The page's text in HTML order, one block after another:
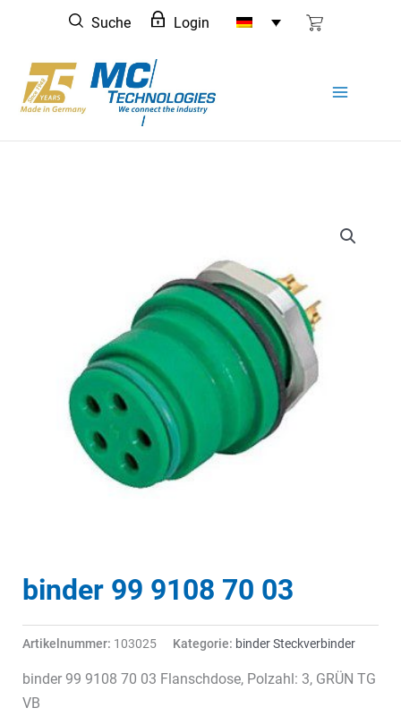
springen
Suche Login
binder 99 9108 70 03
Artikelnummer: 103025 Kategorie: binder Steckverbinder
binder 99 9108 70 03 Flanschdose, Polzahl: 3, GRÜN TG
VB